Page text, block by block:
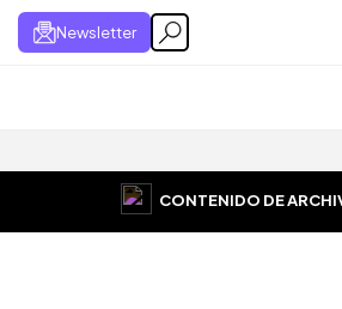
Newsletter
CONTENIDO DE